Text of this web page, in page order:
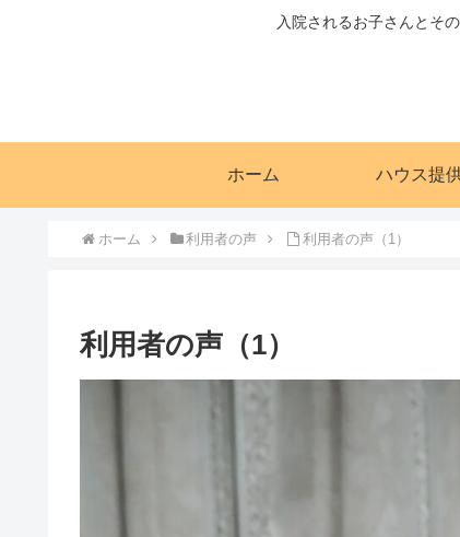
入院されるお子さんとそ
ホーム ハウス提
ホーム 利用者の声 利用者の声（1）
利用者の声（1）